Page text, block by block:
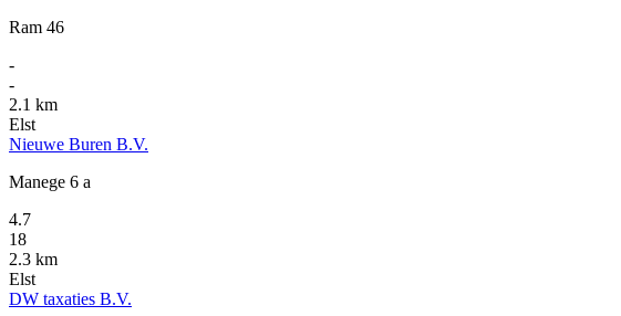
Ram 46
-
-
2.1 km
Elst
Nieuwe Buren B.V.
Manege 6 a
4.7
18
2.3 km
Elst
DW taxaties B.V.